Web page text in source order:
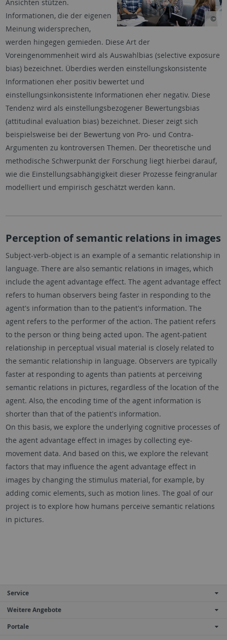
Ansichten stützen.
Informationen, die der eigenen
Meinung widersprechen,
werden hingegen gemieden. Diese Art der
Voreingenommenheit wird als Auswahlbias (selective exposure
bias) bezeichnet. Überdies werden einstellungskonsistente
Informationen eher positiv bewertet und
einstellungsinkonsistente Informationen eher negativ. Diese
Tendenz wird als einstellungsbezogener Bewertungsbias
(attitudinal evaluation bias) bezeichnet. Dieser zeigt sich
beispielsweise bei der Bewertung von Pro- und Contra-
Argumenten zu kontroversen Themen. Der theoretische und
methodische Schwerpunkt der Forschung liegt hierbei darauf,
wie die Einstellungsabhängigkeit dieser Prozesse feingranular
modelliert und empirisch geschätzt werden kann.
Perception of semantic relations in images
Subject-verb-object is an example of a semantic relationship in
language. There are also semantic relations in images, which
include the agent advantage effect. The agent advantage effect
refers to human observers being faster in responding to the
agent's information than to the patient's information. The
agent refers to the performer of the action. The patient refers
to the person or thing being acted upon. The agent-patient
relationship in perceptual visual material is closely related to
the semantic relationship in language. Observers are typically
faster at responding to agents than patients at perceiving
semantic relations in pictures, regardless of the location of the
agent. Also, the encoding time of the agent information is
shorter than that of the patient's information.
On this basis, we explore the underlying cognitive processes of
the agent advantage effect in images by collecting eye-
movement data. And based on this, we explore the relevant
factors that may influence the agent advantage effect in
images by changing the stimulus material, for example, by
adding comic elements, such as motion lines. The goal of our
project is to explore how humans perceive semantic relations
in pictures.
Service
Weitere Angebote
Portale